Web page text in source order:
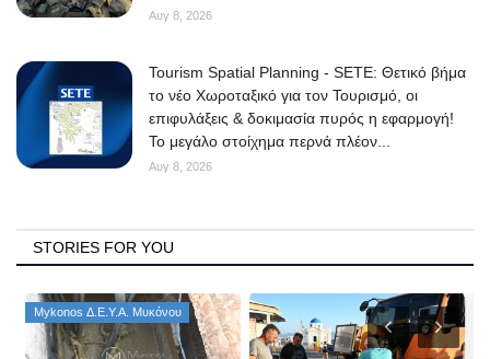
Αυγ 8, 2026
Tourism Spatial Planning - SETE: Θετικό βήμα
το νέο Χωροταξικό για τον Τουρισμό, οι
επιφυλάξεις & δοκιμασία πυρός η εφαρμογή!
Το μεγάλο στοίχημα περνά πλέον...
Αυγ 8, 2026
STORIES FOR YOU
Mykonos Δ.Ε.Υ.Α. Μυκόνου